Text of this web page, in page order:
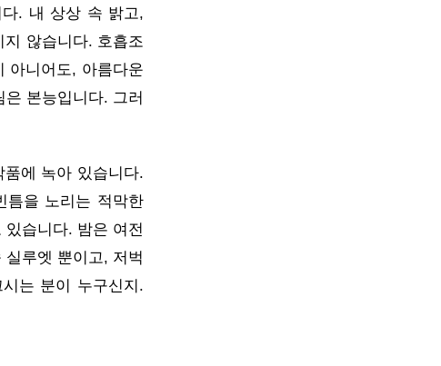
. 내 상상 속 밝고,
않습니다. 호흡조
아니어도, 아름다운
본능입니다. 그러
에 녹아 있습니다.
틈을 노리는 적막한
습니다. 밤은 여전
루엣 뿐이고, 저벅
는 분이 누구신지.